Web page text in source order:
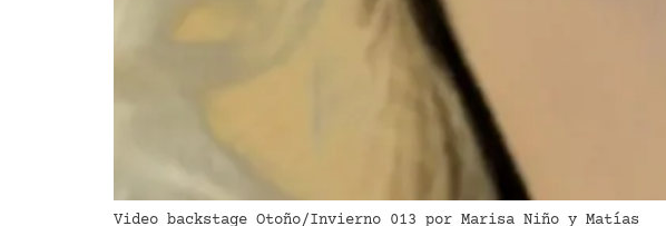
Video backstage Otoño/Invierno 013 por Marisa Niño y Matías